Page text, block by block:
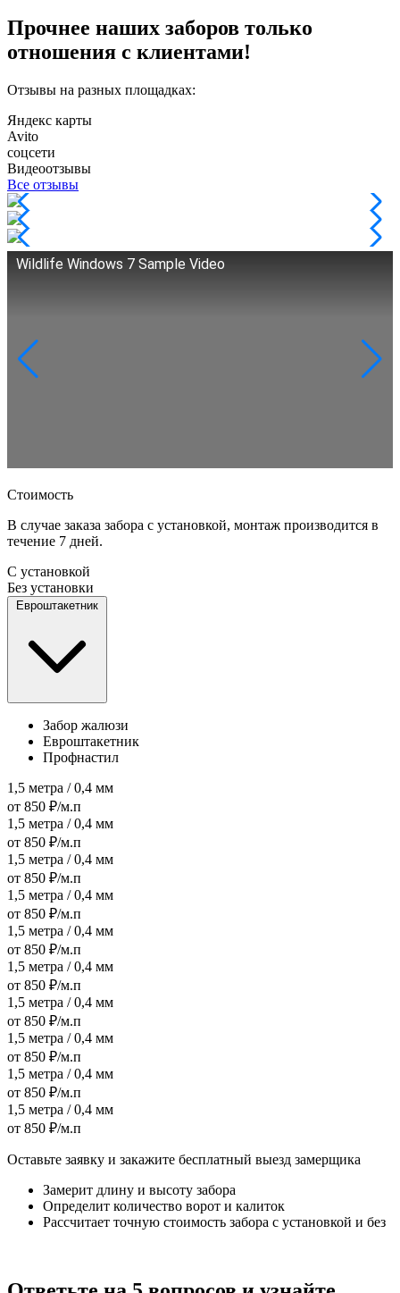
Прочнее наших заборов только
отношения с клиентами!
Отзывы на разных площадках:
Яндекс карты
Avito
соцсети
Видеоотзывы
Все отзывы
Wildlife Windows 7 Sample Video
Стоимость
В случае заказа забора с установкой, монтаж производится в
течение 7 дней.
С установкой
Без установки
Евроштакетник
Забор жалюзи
Евроштакетник
Профнастил
1,5 метра / 0,4 мм
от 850 ₽/м.п
1,5 метра / 0,4 мм
от 850 ₽/м.п
1,5 метра / 0,4 мм
от 850 ₽/м.п
1,5 метра / 0,4 мм
от 850 ₽/м.п
1,5 метра / 0,4 мм
от 850 ₽/м.п
1,5 метра / 0,4 мм
от 850 ₽/м.п
1,5 метра / 0,4 мм
от 850 ₽/м.п
1,5 метра / 0,4 мм
от 850 ₽/м.п
1,5 метра / 0,4 мм
от 850 ₽/м.п
1,5 метра / 0,4 мм
от 850 ₽/м.п
Оставьте заявку и закажите бесплатный выезд замерщика
Замерит длину и высоту забора
Определит количество ворот и калиток
Рассчитает точную стоимость забора с установкой и без